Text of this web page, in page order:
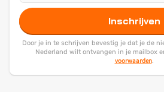
Inschrijven
Door je in te schrijven bevestig je dat je de
Nederland wilt ontvangen in je mailbox
voorwaarden.